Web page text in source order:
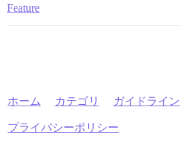
Feature
ホーム カテゴリ ガイドライン
プライバシーポリシー